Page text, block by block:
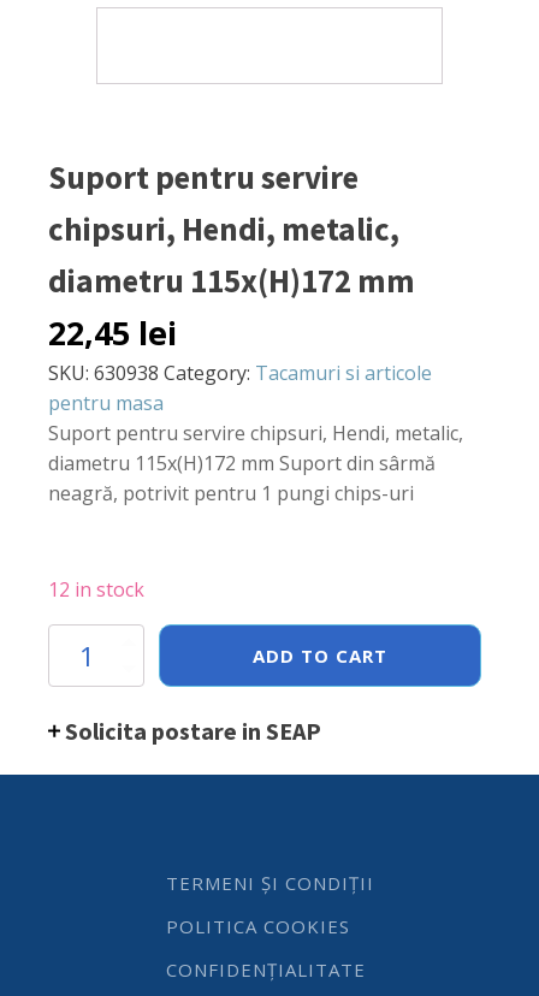
Suport pentru servire
chipsuri, Hendi, metalic,
diametru 115x(H)172 mm
22,45 lei
SKU: 630938 Category: Tacamuri si articole
pentru masa
Suport pentru servire chipsuri, Hendi, metalic,
diametru 115x(H)172 mm Suport din sârmă
neagră, potrivit pentru 1 pungi chips-uri
12 in stock
Suport
pentru
servire
Hendi,
ADD TO CART
Solicita postare in SEAP
TERMENI ȘI CONDIȚII
POLITICA COOKIES
CONFIDENȚIALITATE